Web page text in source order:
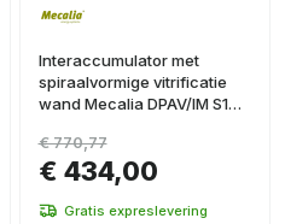
Interaccumulator met
spiraalvormige vitrificatie
wand Mecalia DPAV/IM S1
€ 434,00
€ 770,77
Gratis expreslevering